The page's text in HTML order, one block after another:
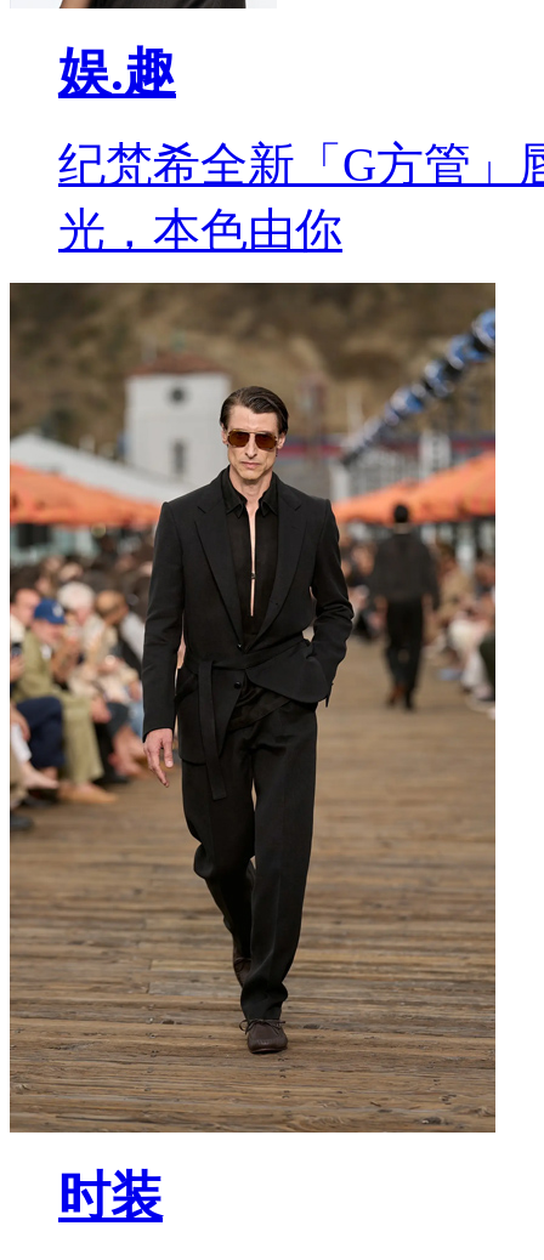
娱.趣
纪梵希全新「G方管」
光，本色由你
时装